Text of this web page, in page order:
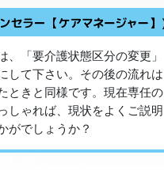
「要介護状態区分の変更」
して下さい。その後の流れは
ときと同様です。現在専任の
しゃれば、現状をよくご説明
がでしょうか？